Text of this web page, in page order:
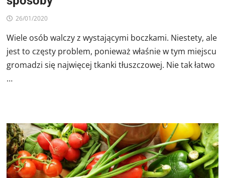
26/01/2020
Wiele osób walczy z wystającymi boczkami. Niestety, ale
jest to częsty problem, ponieważ właśnie w tym miejscu
gromadzi się najwięcej tkanki tłuszczowej. Nie tak łatwo
…